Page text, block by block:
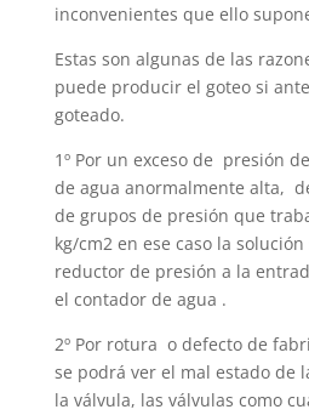
inconvenientes que ello
Estas son algunas de las
puede producir el goteo si
goteado.
1º Por un exceso de presión
de agua anormalmente alta,
de grupos de presión que
kg/cm2 en ese caso la
reductor de presión a la
el contador de agua .
2º Por rotura o defecto de
se podrá ver el mal estado de
la válvula, las válvulas como